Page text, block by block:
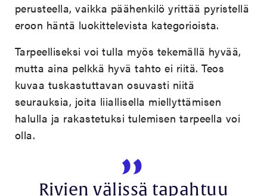
perusteella, vaikka päähenkilö yrittää pyristellä
eroon häntä luokittelevista kategorioista.
Tarpeelliseksi voi tulla myös tekemällä hyvää,
mutta aina pelkkä hyvä tahto ei riitä. Teos
kuvaa tuskastuttavan osuvasti niitä
seurauksia, joita liiallisella miellyttämisen
halulla ja rakastetuksi tulemisen tarpeella voi
olla.
Rivien välissä tapahtuu